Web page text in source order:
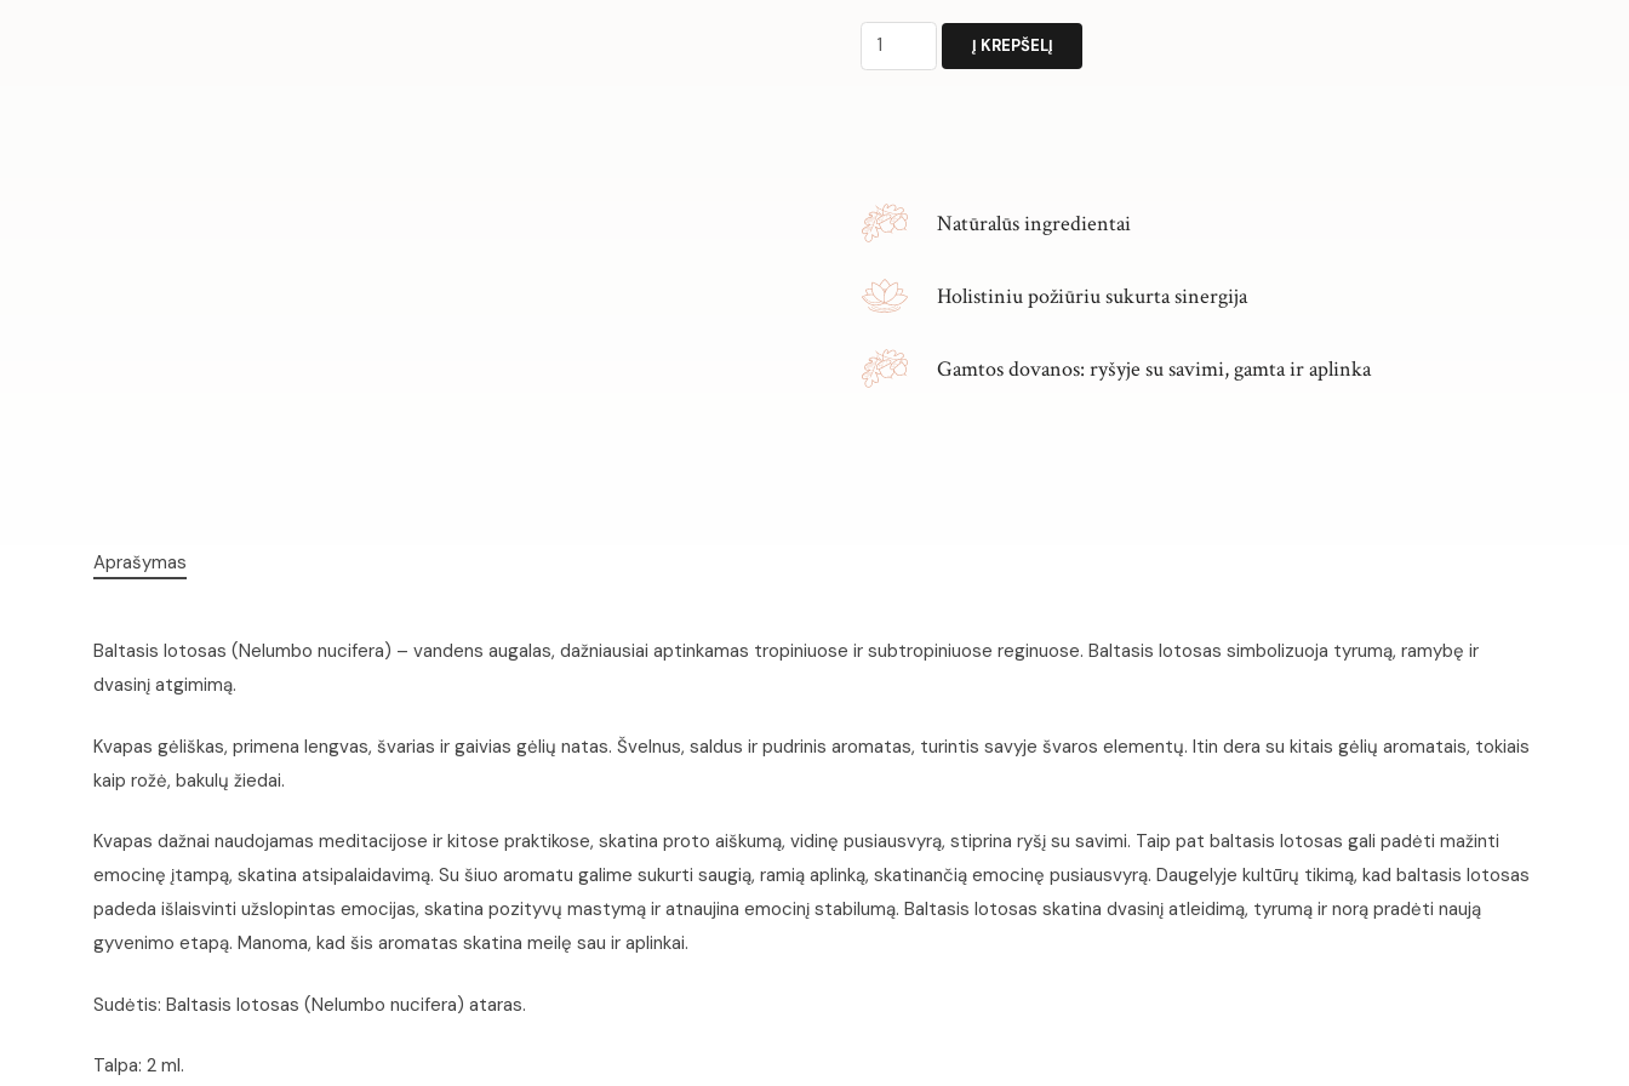
produkto
kiekis:
Į KREPŠELĮ
Natūralūs ingredientai
Holistiniu požiūriu sukurta sinergija
Gamtos dovanos: ryšyje su savimi, gamta ir aplinka
Aprašymas
Baltasis lotosas (Nelumbo nucifera) – vandens augalas, dažniausiai aptinkamas tropiniuose ir subtropiniuose reginuose. Baltasis lotosas simbolizuoja tyrumą, ramybę ir
dvasinį atgimimą.
Kvapas gėliškas, primena lengvas, švarias ir gaivias gėlių natas. Švelnus, saldus ir pudrinis aromatas, turintis savyje švaros elementų. Itin dera su kitais gėlių aromatais, tokiais
kaip rožė, bakulų žiedai.
Kvapas dažnai naudojamas meditacijose ir kitose praktikose, skatina proto aiškumą, vidinę pusiausvyrą, stiprina ryšį su savimi. Taip pat baltasis lotosas gali padėti mažinti
emocinę įtampą, skatina atsipalaidavimą. Su šiuo aromatu galime sukurti saugią, ramią aplinką, skatinančią emocinę pusiausvyrą. Daugelyje kultūrų tikimą, kad baltasis lotosas
padeda išlaisvinti užslopintas emocijas, skatina pozityvų mastymą ir atnaujina emocinį stabilumą. Baltasis lotosas skatina dvasinį atleidimą, tyrumą ir norą pradėti naują
gyvenimo etapą. Manoma, kad šis aromatas skatina meilę sau ir aplinkai.
Sudėtis: Baltasis lotosas (Nelumbo nucifera) ataras.
Talpa: 2 ml.